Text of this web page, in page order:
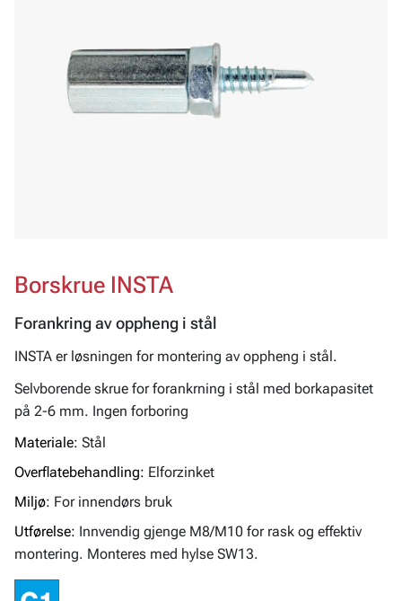
Borskrue INSTA
Forankring av oppheng i stål
INSTA er løsningen for montering av oppheng i stål.
Selvborende skrue for forankrning i stål med borkapasitet
på 2-6 mm. Ingen forboring
Materiale: Stål
Overflatebehandling: Elforzinket
Miljø: For innendørs bruk
Utførelse: Innvendig gjenge M8/M10 for rask og effektiv
montering. Monteres med hylse SW13.